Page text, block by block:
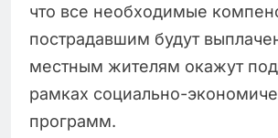
что все необходимые
пострадавшим будут
местным жителям окажут
рамках социально-
программ.